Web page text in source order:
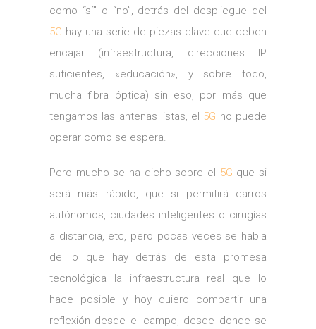
como “sí” o “no”, detrás del despliegue del
5G hay una serie de piezas clave que deben
encajar (infraestructura, direcciones IP
suficientes, «educación», y sobre todo,
mucha fibra óptica) sin eso, por más que
tengamos las antenas listas, el 5G no puede
operar como se espera.
Pero mucho se ha dicho sobre el 5G que si
será más rápido, que si permitirá carros
autónomos, ciudades inteligentes o cirugías
a distancia, etc, pero pocas veces se habla
de lo que hay detrás de esta promesa
tecnológica la infraestructura real que lo
hace posible y hoy quiero compartir una
reflexión desde el campo, desde donde se